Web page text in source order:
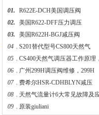
01.
R622E-DCH美国调压阀
02.
美国R622-DFF压力调压
03.
美国R622H-BGJ减压阀
04 . S201替代型号CS800天然气
05 . CS400天然气调压器工作原理
06 . 广州299H调压阀维修，299H
07 . 费希尔HSR-CDHBLYN减压
08 . 天然气流量计6大常见故障及
09 . 原装giuliani